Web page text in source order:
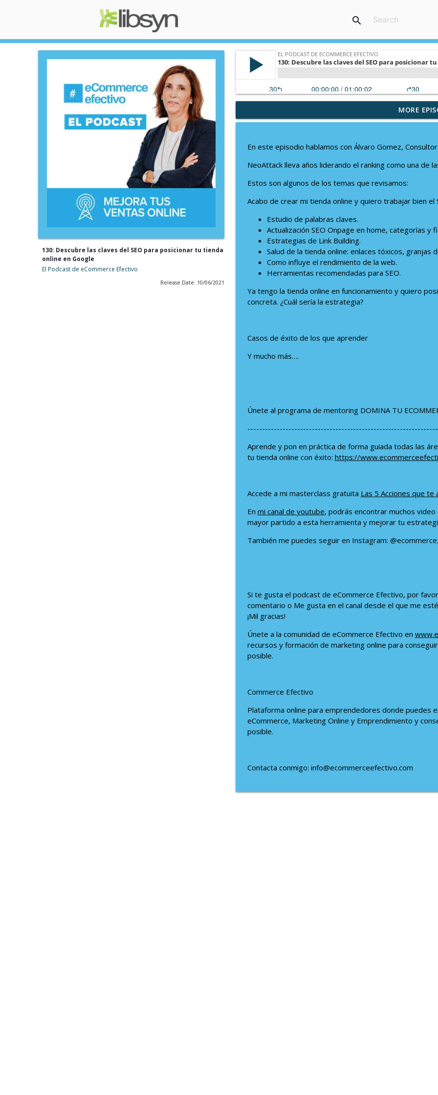
search
130: Descubre las claves del SEO para posicionar tu tienda
online en Google
El Podcast de eCommerce Efectivo
Release Date: 10/06/2021
194: Resiliencia Digital: Cómo Fortalecer Tu Mente
El Podcast de eCommerce Efectivo
193: Detrás del Carrito de Compra: Optimización y
El Podcast de eCommerce Efectivo
El Podcast de eCommerce Efectivo
191: Descubriendo Brava Fabrics: Ecommerce y
El Podcast de eCommerce Efectivo
190: Descubre cómo la IA está revolucionando la
El Podcast de eCommerce Efectivo
El Podcast de eCommerce Efectivo
188: Claves para Cultivar un Mindset Emprendedor
El Podcast de eCommerce Efectivo
186: Desentrañando el Éxito Digital con Álvaro
El Podcast de eCommerce Efectivo
El Podcast de eCommerce Efectivo
MORE
En este episodio hablamos con Álvaro Gomez,
NeoAttack lleva años liderando el ranking como una de
Estos son algunos de los temas que revisamos:
Acabo de crear mi tienda online y quiero trabajar bien
Estudio de palabras claves.
Actualización SEO Onpage en home, categorías y
Estrategias de Link Building.
Salud de la tienda online: enlaces tóxicos, granjas
Como influye el rendimiento de la web.
Herramientas recomendadas para SEO.
Ya tengo la tienda online en funcionamiento y quiero
concreta. ¿Cuál sería la estrategia?
Casos de éxito de los que aprender
Y mucho más….
Únete al programa de mentoring DOMINA TU
Aprende y pon en práctica de forma guiada todas las
tu tienda online con éxito: https://
Accede a mi masterclass gratuita Las 5 Acciones que te
En mi canal de youtube, podrás encontrar muchos
mayor partido a esta herramienta y mejorar tu
También me puedes seguir en Instagram:
Si te gusta el podcast de eCommerce Efectivo, por
comentario o Me gusta en el canal desde el que me
¡Mil gracias!
Únete a la comunidad de eCommerce Efectivo en
recursos y formación de marketing online para
posible.
Commerce Efectivo
Plataforma online para emprendedores donde puedes
eCommerce, Marketing Online y Emprendimiento y
posible.
Contacta conmigo: info@ecommerceefectivo.com